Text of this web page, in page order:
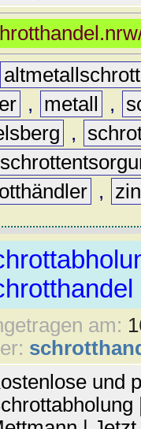
altmetallschrott
, metall ,
,
,
am:
und